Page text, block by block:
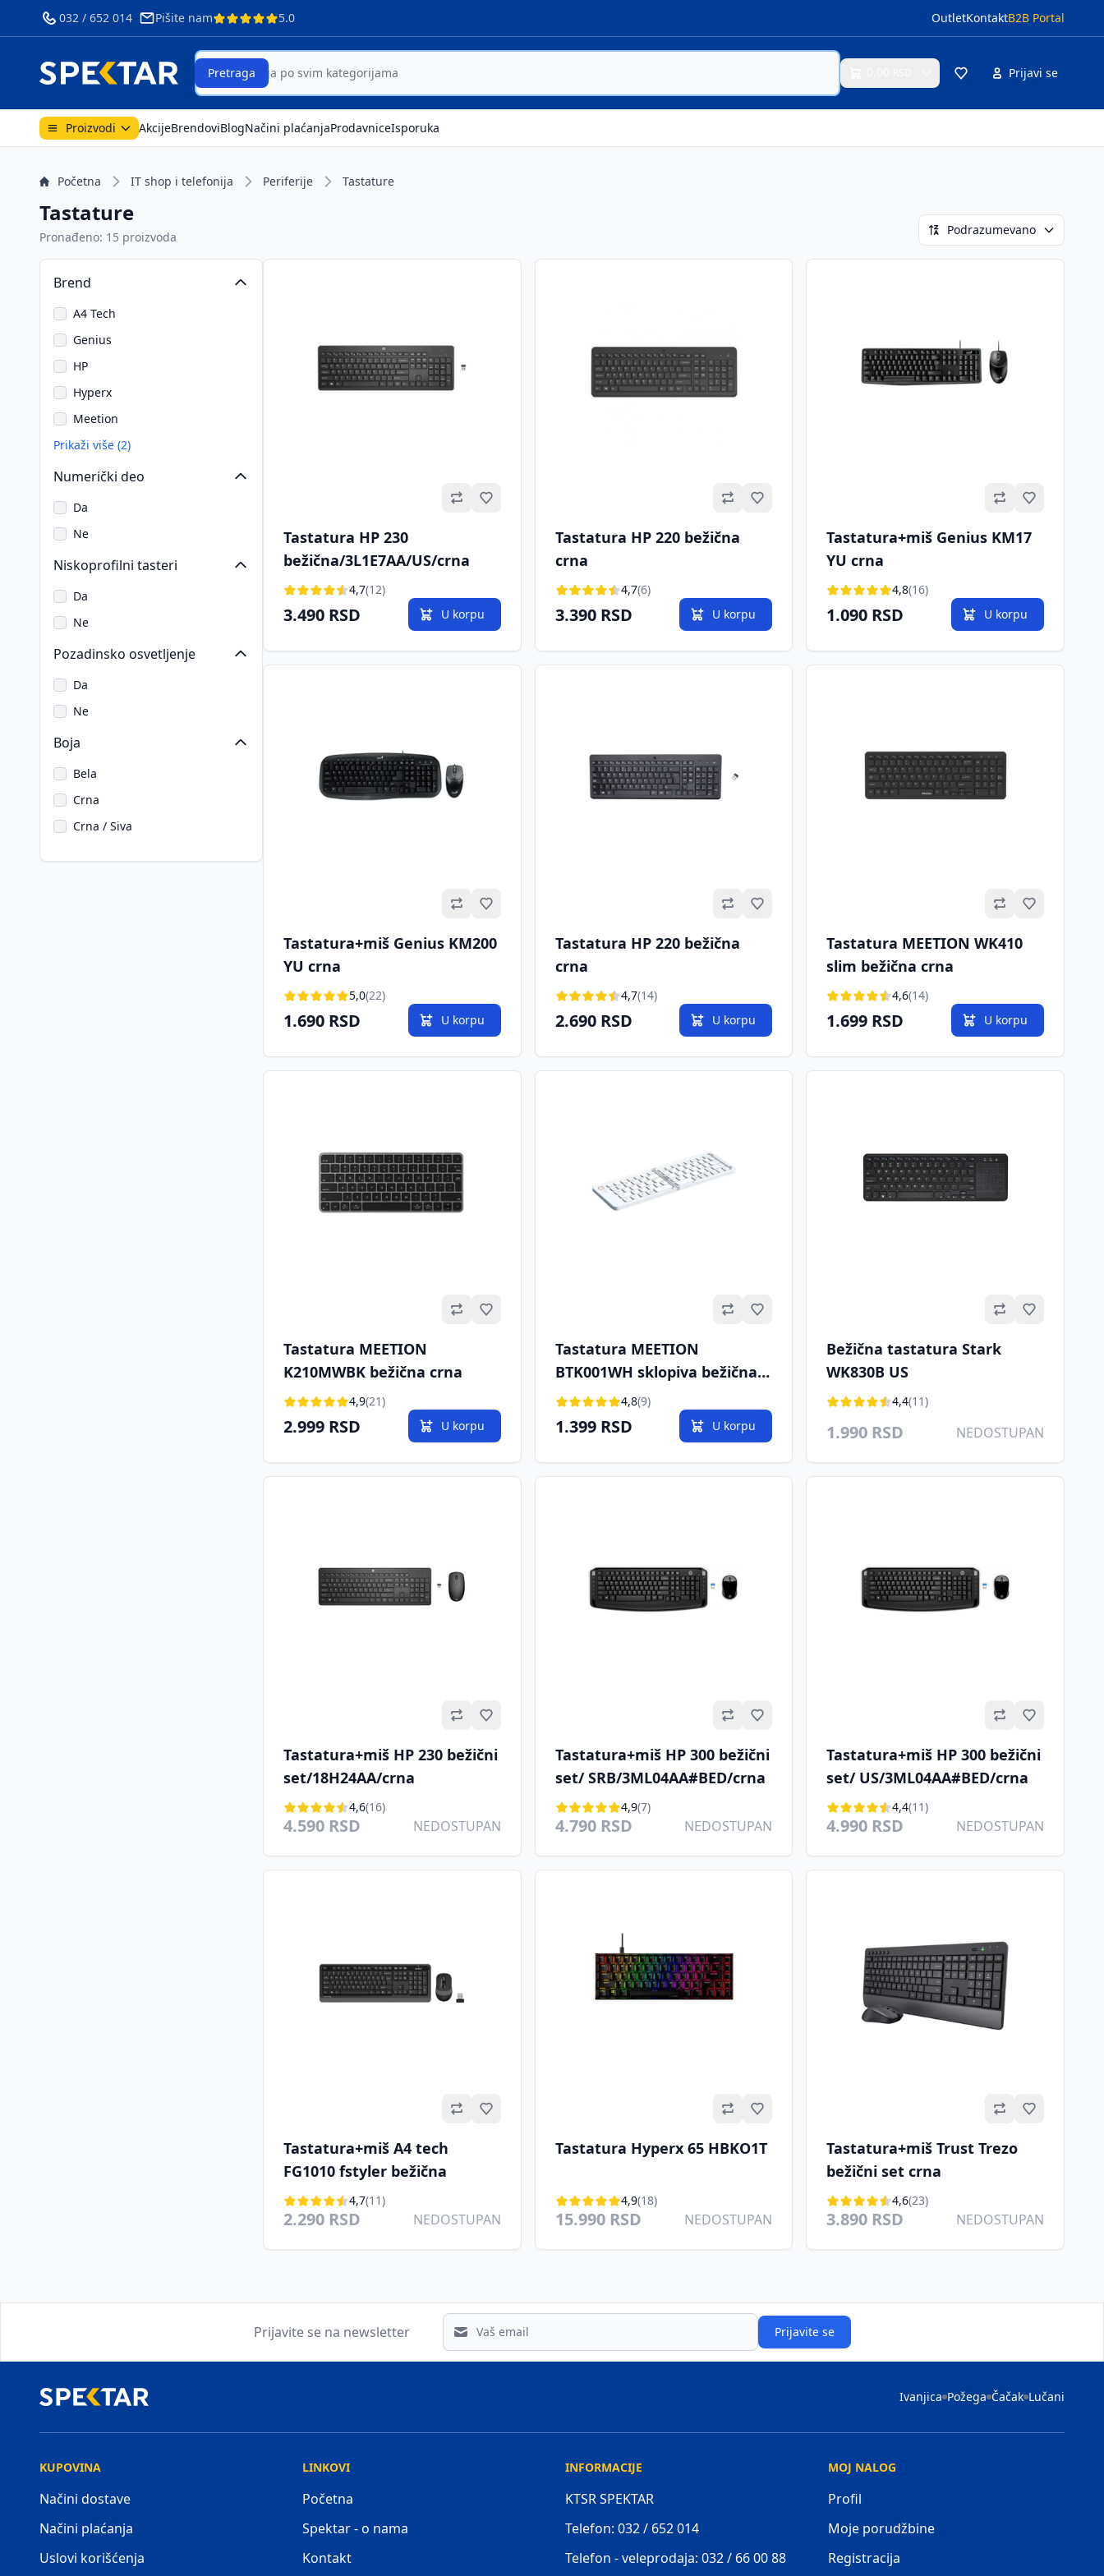
032 / 652 014 Pišite nam 5.0 OutletKontaktB2B Portal
Prijavi se
Search
Pretraga
Proizvodi AkcijeBrendoviBlogNačini plaćanjaProdavniceIsporuka
Početna IT shop i telefonija Periferije Tastature
Tastature
Pronađeno: 15 proizvoda Podrazumevano
Brend
A4 Tech
Genius
HP
Hyperx
Meetion
Prikaži više (2)
Numerički deo
Da
Ne
Niskoprofilni tasteri
Da
Ne
Pozadinsko osvetljenje
Da
Ne
Boja
Bela
Crna
Crna / Siva
Omiljeno
Tastatura HP 230
bežična/3L1E7AA/US/crna
4,7(12)
3.490 RSD U korpu
Omiljeno
Tastatura HP 220 bežična
crna
4,7(6)
3.390 RSD U korpu
Omiljeno
Tastatura+miš Genius KM17
YU crna
4,8(16)
1.090 RSD U korpu
Omiljeno
Tastatura+miš Genius KM200
YU crna
5,0(22)
1.690 RSD U korpu
Omiljeno
Tastatura HP 220 bežična
crna
4,7(14)
2.690 RSD U korpu
Omiljeno
Tastatura MEETION WK410
slim bežična crna
4,6(14)
1.699 RSD U korpu
Omiljeno
Tastatura MEETION
K210MWBK bežična crna
4,9(21)
2.999 RSD U korpu
Omiljeno
Tastatura MEETION
BTK001WH sklopiva bežična
bela
4,8(9)
1.399 RSD U korpu
Omiljeno
Bežična tastatura Stark
WK830B US
4,4(11)
1.990 RSD NEDOSTUPAN
Omiljeno
Tastatura+miš HP 230 bežični
set/18H24AA/crna
4,6(16)
4.590 RSD NEDOSTUPAN
Omiljeno
Tastatura+miš HP 300 bežični
set/ SRB/3ML04AA#BED/crna
4,9(7)
4.790 RSD NEDOSTUPAN
Omiljeno
Tastatura+miš HP 300 bežični
set/ US/3ML04AA#BED/crna
4,4(11)
4.990 RSD NEDOSTUPAN
Omiljeno
Tastatura+miš A4 tech
FG1010 fstyler bežična
4,7(11)
2.290 RSD NEDOSTUPAN
Omiljeno
Tastatura Hyperx 65 HBKO1T
4,9(18)
15.990 RSD NEDOSTUPAN
Omiljeno
Tastatura+miš Trust Trezo
bežični set crna
4,6(23)
3.890 RSD NEDOSTUPAN
Prijavite se na newsletter
Email address
Prijavite se
Ivanjica Požega Čačak Lučani
KUPOVINA
Načini dostave
Načini plaćanja
Uslovi korišćenja
LINKOVI
Početna
Spektar - o nama
Kontakt
INFORMACIJE
KTSR SPEKTAR
Telefon: 032 / 652 014
Telefon - veleprodaja: 032 / 66 00 88
MOJ NALOG
Profil
Moje porudžbine
Registracija